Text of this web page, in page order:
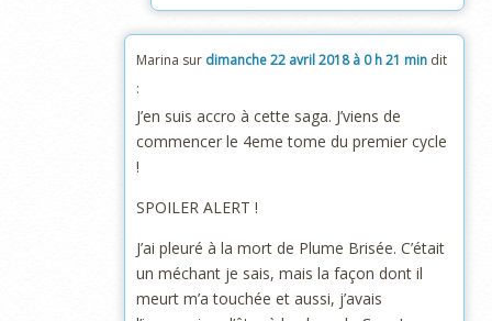
Marina sur dimanche 22 avril 2018 à 0 h 21 min dit
:
J’en suis accro à cette saga. J’viens de
commencer le 4eme tome du premier cycle
!
SPOILER ALERT !
J’ai pleuré à la mort de Plume Brisée. C’était
un méchant je sais, mais la façon dont il
meurt m’a touchée et aussi, j’avais